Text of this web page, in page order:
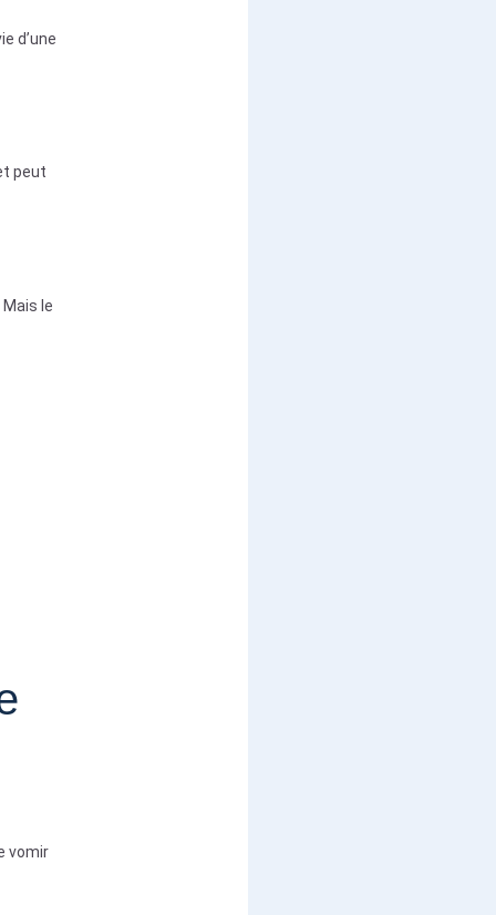
d’une
peut
le
vomir